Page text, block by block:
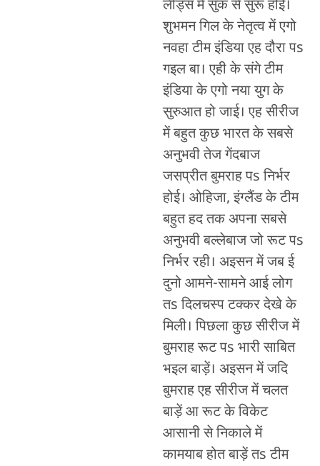
लीड्स में सुक से सुरू होई।
शुभमन गिल के नेतृत्व में एगो
नवहा टीम इंडिया एह दौरा पs
गइल बा। एही के संगे टीम
इंडिया के एगो नया युग के
सुरुआत हो जाई। एह सीरीज
में बहुत कुछ भारत के सबसे
अनुभवी तेज गेंदबाज
जसप्रीत बुमराह पs निर्भर
होई। ओहिजा, इंग्लैंड के टीम
बहुत हद तक अपना सबसे
अनुभवी बल्लेबाज जो रूट पs
निर्भर रही। अइसन में जब ई
दुनो आमने-सामने आई लोग
तs दिलचस्प टक्कर देखे के
मिली। पिछला कुछ सीरीज में
बुमराह रूट पs भारी साबित
भइल बाड़ें। अइसन में जदि
बुमराह एह सीरीज में चलत
बाड़ें आ रूट के विकेट
आसानी से निकाले में
कामयाब होत बाड़ें तs टीम